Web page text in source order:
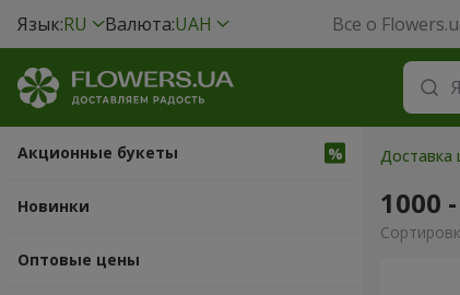
Язык:RU Валюта:UAH Все о
Акционные букеты
Новинки
Оптовые цены
Доставка
1000